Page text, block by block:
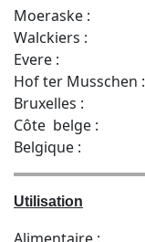
Moeraske :
Walckiers :
Evere :
Hof ter Musschen :
Bruxelles :
Côte belge :
Belgique :
Utilisation
Alimentaire :